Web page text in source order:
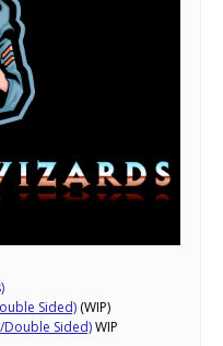
Sided) (WIP)
Double Sided)WIP